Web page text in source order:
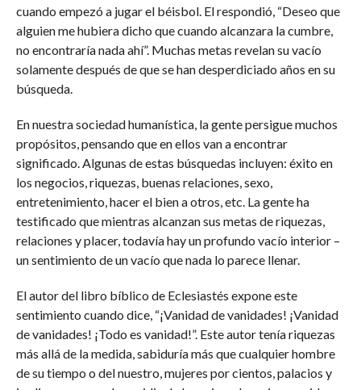
cuando empezó a jugar el béisbol. El respondió, “Deseo que
alguien me hubiera dicho que cuando alcanzara la cumbre,
no encontraría nada ahí”. Muchas metas revelan su vacío
solamente después de que se han desperdiciado años en su
búsqueda.
En nuestra sociedad humanística, la gente persigue muchos
propósitos, pensando que en ellos van a encontrar
significado. Algunas de estas búsquedas incluyen: éxito en
los negocios, riquezas, buenas relaciones, sexo,
entretenimiento, hacer el bien a otros, etc. La gente ha
testificado que mientras alcanzan sus metas de riquezas,
relaciones y placer, todavía hay un profundo vacío interior –
un sentimiento de un vacío que nada lo parece llenar.
El autor del libro bíblico de Eclesiastés expone este
sentimiento cuando dice, “¡Vanidad de vanidades! ¡Vanidad
de vanidades! ¡Todo es vanidad!”. Este autor tenía riquezas
más allá de la medida, sabiduría más que cualquier hombre
de su tiempo o del nuestro, mujeres por cientos, palacios y